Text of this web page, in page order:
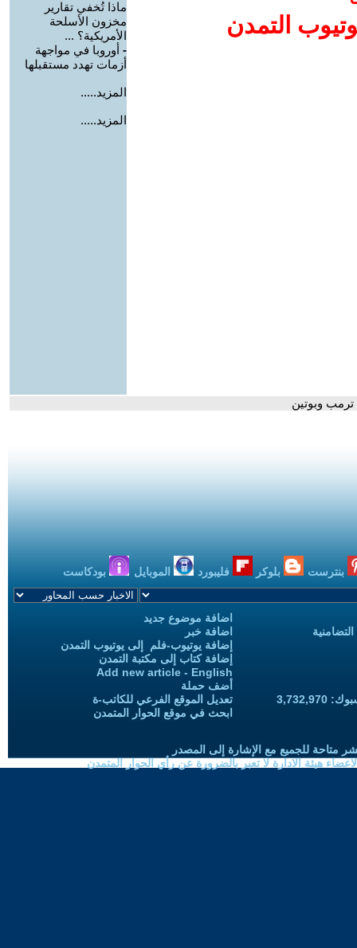
التمدن
ماذا تُخفي تقارير
مخزون الأسلحة
الأمريكية؟ ...
- أوروبا في مواجهة
أزمات تهدد مستقبلها
المزيد.....
المزيد.....
ترمب وبوتين
بنترست بلوكر فليبورد الموبايل بودكاست
اضافة موضوع جديد
اضافة خبر
إضافة يوتيوب-فلم إلى يوتيوب التمدن
إضافة كتاب إلى مكتبة التمدن
Add new article - English
أضف حملة
تعديل الموقع الفرعي للكاتب-ة
ابحث في موقع الحوار المتمدن
متاحة للجميع مع الإشارة إلى المصدر
هيئة الادارة لا تعبر بالضرورة عن رأي الحوار المتمدن